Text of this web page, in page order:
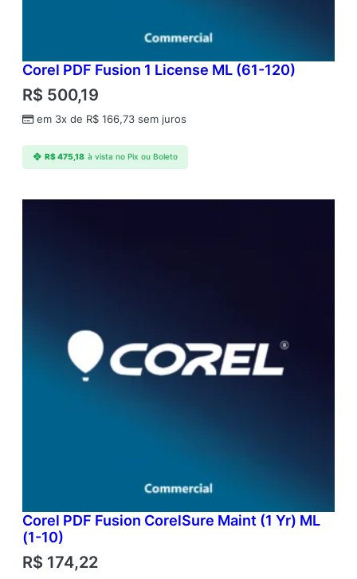
Corel PDF Fusion 1 License ML (61-120)
R$ 500,19
em 3x de R$ 166,73 sem juros
R$475,18 à vista no Pix ou Boleto
Corel PDF Fusion CorelSure Maint (1 Yr) ML
(1-10)
R$ 174,22